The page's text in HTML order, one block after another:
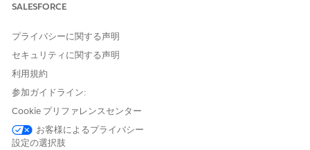
システム管理者プロファイルまたは標準ユーザープロファイル
ムプロファイルを作成します。
ライフサイエンスユーザーの追加
内部ライフサイエンスユーザーは一度に 1 人ずつ追加するこ
とも、最大 10 人のユーザーのバッチで追加することもできま
す。
ライフサイエンスのカスタマーエンゲージメントユーザーへの
権限セットの割り当て
SALESFORCE
プライバシーに関する声明
セキュリティに関する声明
利用規約
参加ガイドライン:
Cookie プリファレンスセンター
お客様によるプライバシー
設定の選択肢